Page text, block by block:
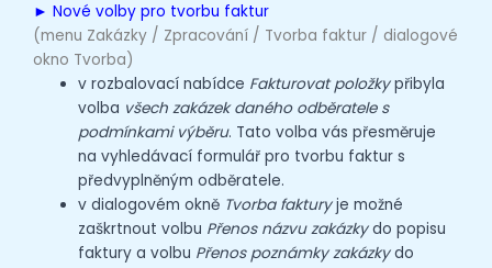
► Nové volby pro tvorbu faktur
(menu Zakázky / Zpracování / Tvorba faktur / dialogové
okno Tvorba)
v rozbalovací nabídce Fakturovat položkypřibyla
volba všech zakázek daného odběratele s
podmínkami výběru. Tato volba vás přesměruje
na vyhledávací formulář pro tvorbu faktur s
předvyplněným odběratele.
v dialogovém okně Tvorba fakturyje možné
zaškrtnout volbu Přenos názvu zakázkydo popisu
faktury a volbu Přenos poznámky zakázkydo